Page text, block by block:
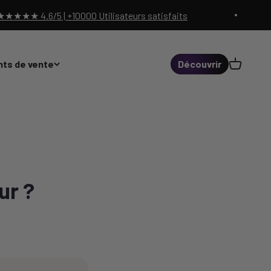
4.6/5 | +10000 Utilisateurs satisfaits
de vente Découvrir Panier
?